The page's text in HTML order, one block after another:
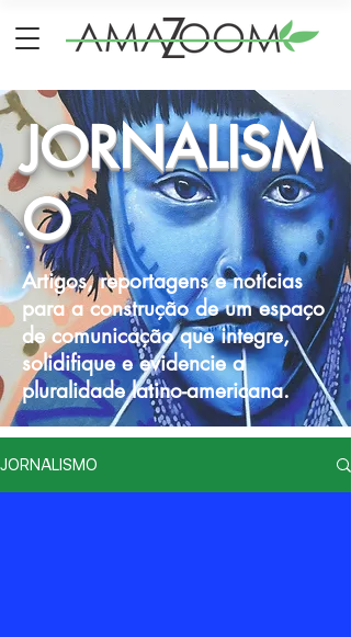
JORNALISM
O
Artigos, reportagens e notícias
para a construção de um espaço
de comunicação que integre,
solidifique e evidencie a
pluralidade latino-americana.
JORNALISMO